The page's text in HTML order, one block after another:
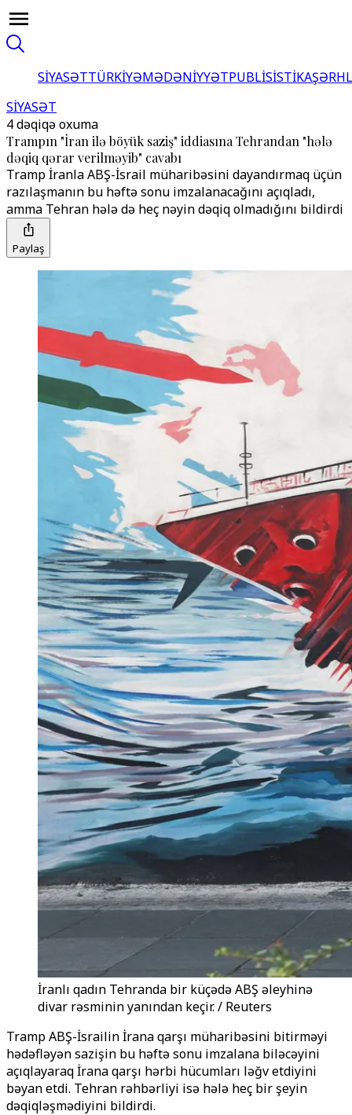
SİYASƏTTÜRKİYƏMƏDƏNİYYƏTPUBLİSİSTİKA
SİYASƏT
4 dəqiqə oxuma
Trampın "İran ilə böyük saziş" iddiasına Tehrandan "hələ
dəqiq qərar verilməyib" cavabı
Tramp İranla ABŞ-İsrail müharibəsini dayandırmaq üçün
razılaşmanın bu həftə sonu imzalanacağını açıqladı,
amma Tehran hələ də heç nəyin dəqiq olmadığını bildirdi
Paylaş
İranlı qadın Tehranda bir küçədə ABŞ əleyhinə
divar rəsminin yanından keçir. / Reuters
Tramp ABŞ-İsrailin İrana qarşı müharibəsini bitirməyi
hədəfləyən sazişin bu həftə sonu imzalana biləcəyini
açıqlayaraq İrana qarşı hərbi hücumları ləğv etdiyini
bəyan etdi. Tehran rəhbərliyi isə hələ heç bir şeyin
dəqiqləşmədiyini bildirdi.